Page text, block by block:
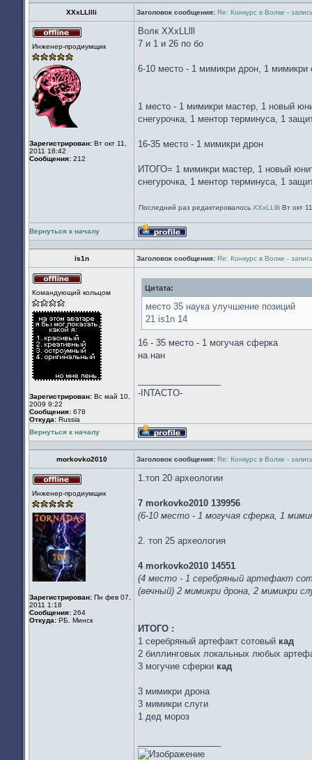
XXxLLllli Заголовок сообщения: Re: Конкурс в Волке -
в
Инженер-продиумщик
Зарегистрирован: Вт окт 11,
2011 18:42
Сообщения: 212
Волк XXxLLlll
7 и 1 и 26 по бо
6-10 место - 1 мимикри дрон, 1 мимикри
1 место - 1 мимикри мастер, 1 новый
снегурочка, 1 ментор терминуса, 1
16-35 место - 1 мимикри дрон
ИТОГО= 1 мимикри мастер, 1 новый
снегурочка, 1 ментор терминуса, 1
Последний раз редактировалось XXxLLllli Вт окт
Вернуться к началу
Профиль
is1n Заголовок сообщения: Re: Конкурс в Волке -
в
Командующий кольцом
Зарегистрирован: Вс май 10,
2009 9:22
Сообщения: 678
Откуда: Russia
Цитата:
место 35 наука улучшение позиций
21 is1n 14
16 - 35 место - 1 могучая сферка
на нан
-INTACTO-
Вернуться к началу
Профиль
morkovko2010 Заголовок сообщения: Re: Конкурс в Волке -
в
Инженер-продиумщик
Зарегистрирован: Пн фев 07,
2011 1:18
Сообщения: 264
Откуда: РБ. Минск
1.топ 20 археологии
7 morkovko2010 139956
(6-10 место - 1 могучая сферка, 1
2. топ 25 археология
4 morkovko2010 14551
(4 место - 1 серебряный артефакт
(вечный) 2 мимикри дрона, 2 мимикри
ИТОГО :
1 серебряный артефакт сотовый кад
2 биллинговых локальных любых
3 могучие сферки кад
3 мимикри дрона
3 мимикри слуги
1 дед мороз